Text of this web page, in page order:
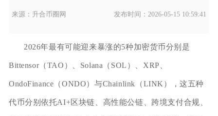
来源：升合币圈网 发布时间：2026-05-15 10:59:41
2026年最有可能迎来暴涨的5种加密货币分别是
Bittensor（TAO）、Solana（SOL）、XRP、
OndoFinance（ONDO）与Chainlink（LINK），这五种
代币分别依托AI+区块链、高性能公链、跨境支付合规、